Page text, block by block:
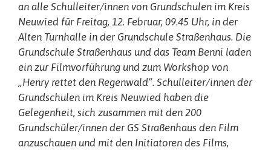
an alle Schulleiter/innen von Grundschulen im Kreis
Neuwied für Freitag, 12. Februar, 09.45 Uhr, in der
Alten Turnhalle in der Grundschule Straßenhaus. Die
Grundschule Straßenhaus und das Team Benni laden
ein zur Filmvorführung und zum Workshop von
„Henry rettet den Regenwald“. Schulleiter/innen der
Grundschulen im Kreis Neuwied haben die
Gelegenheit, sich zusammen mit den 200
Grundschüler/innen der GS Straßenhaus den Film
anzuschauen und mit den Initiatoren des Films,